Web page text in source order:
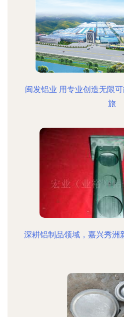
闽发铝业 用专业创造无限
旅
深耕铝制品领域，嘉兴秀洲